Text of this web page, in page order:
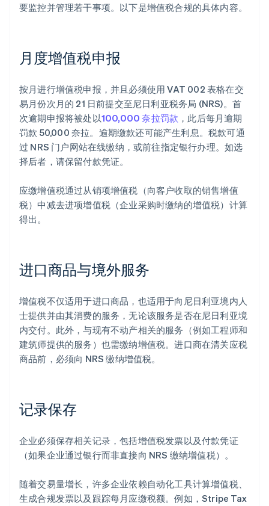
要监控并管理若干事项。以下是增值税合规的具体内容。
月度增值税申报
按月进行增值税申报，并且必须使用 VAT 002 表格在交
易月份次月的 21 日前提交至尼日利亚税务局 (NRS)。首
次逾期申报将被处以100,000 奈拉罚款 ，此后每月逾期
罚款 50,000 奈拉。逾期缴款还可能产生利息。税款可通
过 NRS 门户网站在线缴纳，或前往指定银行办理。如选
择后者，请保留付款凭证。
应缴增值税通过从销项增值税（向客户收取的销售增值
税）中减去进项增值税（企业采购时缴纳的增值税）计算
得出。
进口商品与境外服务
增值税不仅适用于进口商品，也适用于向尼日利亚境内人
士提供并由其消费的服务，无论该服务是否在尼日利亚境
内交付。此外，与现有不动产相关的服务（例如工程师和
建筑师提供的服务）也需缴纳增值税。进口商在清关应税
商品前，必须向 NRS 缴纳增值税。
记录保存
企业必须保存相关记录，包括增值税发票以及付款凭证
（如果企业通过银行而非直接向 NRS 缴纳增值税）。
随着交易量增长，许多企业依赖自动化工具计算增值税、
生成合规发票以及跟踪每月应缴税额。例如，Stripe Tax